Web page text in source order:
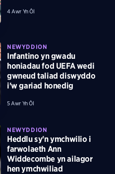
4 Awr Yn Ôl
NEWYDDION
Infantino yn gwadu
honiadau fod UEFA wedi
gwneud taliad diswyddo
i'w gariad honedig
5 Awr Yn Ôl
NEWYDDION
Heddlu sy'n ymchwilio i
farwolaeth Ann
Widdecombe yn ailagor
hen ymchwiliad